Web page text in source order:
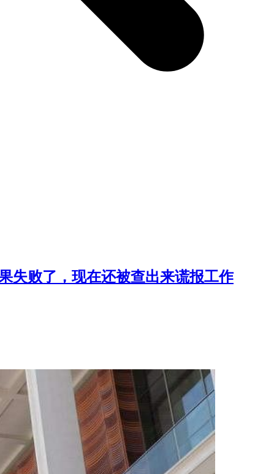
失败了，现在还被查出来谎报工作